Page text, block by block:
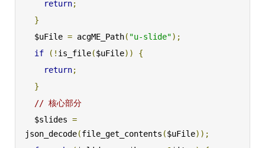
return;
}
  $uFile
= acgME_Path( "u-slide");
if
(! is_file($uFile))
{
return;
}
// 核心部分
  $slides
=
json_decode(file_get_contents ($uFile));